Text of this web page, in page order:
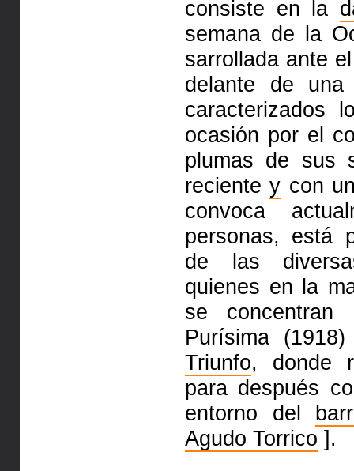
consiste en la
semana de la
sarrollada ante
delante de una
caracterizados
ocasión por el
plumas de sus
recientey con
convoca
personas, está
de las
quienes en la
se
Purísima
Triunfo, donde
para después
entorno del
Agudo Torrico ].